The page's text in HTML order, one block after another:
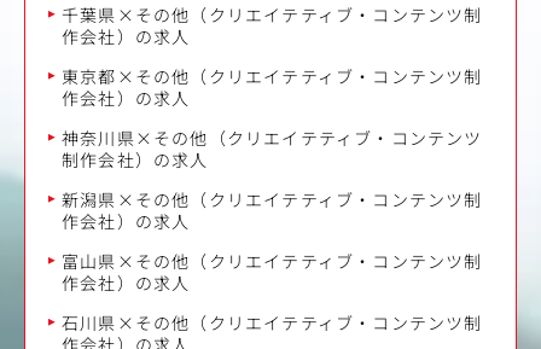
千葉県×その他（クリエイテティブ・コンテンツ制
作会社）の求人
東京都×その他（クリエイテティブ・コンテンツ制
作会社）の求人
神奈川県×その他（クリエイテティブ・コンテンツ
制作会社）の求人
新潟県×その他（クリエイテティブ・コンテンツ制
作会社）の求人
富山県×その他（クリエイテティブ・コンテンツ制
作会社）の求人
石川県×その他（クリエイテティブ・コンテンツ制
作会社）の求人